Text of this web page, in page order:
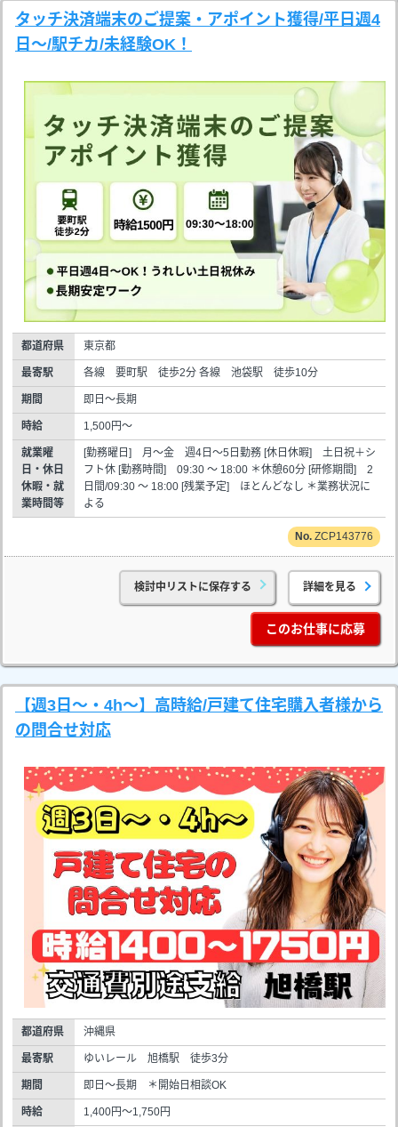
タッチ決済端末のご提案・アポイント獲得/平日週4
日～/駅チカ/未経験OK！
都道府県 東京都
最寄駅 各線 要町駅 徒歩2分 各線 池袋駅 徒歩10分
期間 即日～長期
時給 1,500円～
就業曜
日・休日
休暇・就
業時間等
[勤務曜日] 月～金 週4日～5日勤務 [休日休暇] 土日祝＋シ
フト休 [勤務時間] 09:30 ～ 18:00 ＊休憩60分 [研修期間] 2
日間/09:30 ～ 18:00 [残業予定] ほとんどなし ＊業務状況に
よる
ZCP143776
検討中リストに保存する 詳細を見る
このお仕事に応募
【週3日～・4h～】高時給/戸建て住宅購入者様から
の問合せ対応
都道府県 沖縄県
最寄駅 ゆいレール 旭橋駅 徒歩3分
期間 即日～長期 ＊開始日相談OK
時給 1,400円～1,750円